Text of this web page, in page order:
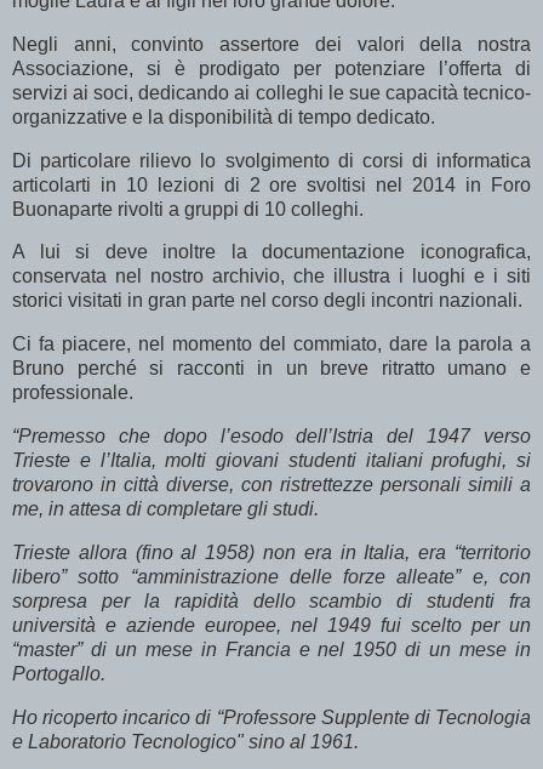
Negli anni, convinto assertore dei valori della nostra
Associazione, si è prodigato per potenziare l’offerta di
servizi ai soci, dedicando ai colleghi le sue capacità tecnico-
organizzative e la disponibilità di tempo dedicato.
Di particolare rilievo lo svolgimento di corsi di informatica
articolarti in 10 lezioni di 2 ore svoltisi nel 2014 in Foro
Buonaparte rivolti a gruppi di 10 colleghi.
A lui si deve inoltre la documentazione iconografica,
conservata nel nostro archivio, che illustra i luoghi e i siti
storici visitati in gran parte nel corso degli incontri nazionali.
Ci fa piacere, nel momento del commiato, dare la parola a
Bruno perché si racconti in un breve ritratto umano e
professionale.
“Premesso che dopo l’esodo dell’Istria del 1947 verso
Trieste e l’Italia, molti giovani studenti italiani profughi, si
trovarono in città diverse, con ristrettezze personali simili a
me, in attesa di completare gli studi.
Trieste allora (fino al 1958) non era in Italia, era “territorio
libero” sotto “amministrazione delle forze alleate” e, con
sorpresa per la rapidità dello scambio di studenti fra
università e aziende europee, nel 1949 fui scelto per un
“master” di un mese in Francia e nel 1950 di un mese in
Portogallo.
Ho ricoperto incarico di “Professore Supplente di Tecnologia
e Laboratorio Tecnologico" sino al 1961.